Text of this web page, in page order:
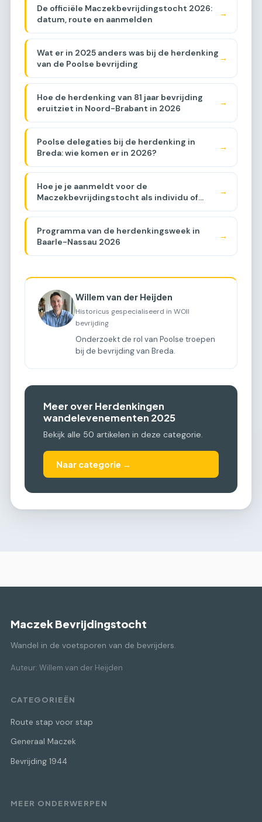
De officiële Maczekbevrijdingstocht 2026:
datum, route en aanmelden
→
Wat er in 2025 anders was bij de herdenking
van de Poolse bevrijding
→
Hoe de herdenking van 81 jaar bevrijding
eruitziet in Noord-Brabant in 2026
→
Poolse delegaties bij de herdenking in
Breda: wie komen er in 2026?
→
Hoe je je aanmeldt voor de
Maczekbevrijdingstocht als individu of
groep
→
Programma van de herdenkingsweek in
Baarle-Nassau 2026
→
Willem van der Heijden
Historicus gespecialiseerd in WOII
bevrijding
Onderzoekt de rol van Poolse troepen
bij de bevrijding van Breda.
Meer over Herdenkingen
wandelevenementen 2025
Bekijk alle 50 artikelen in deze categorie.
Naar categorie →
Maczek Bevrijdingstocht
Wandel in de voetsporen van de bevrijders.
Auteur: Willem van der Heijden
CATEGORIEËN
Route stap voor stap
Generaal Maczek
Bevrijding 1944
MEER ONDERWERPEN